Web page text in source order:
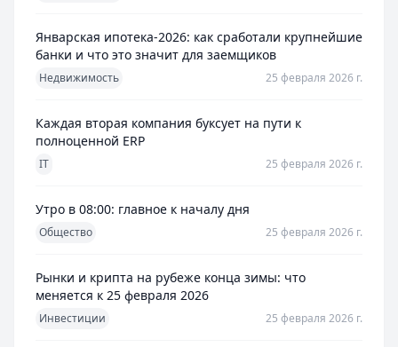
Январская ипотека-2026: как сработали крупнейшие
банки и что это значит для заемщиков
Недвижимость 25 февраля 2026 г.
Каждая вторая компания буксует на пути к
полноценной ERP
IT 25 февраля 2026 г.
Утро в 08:00: главное к началу дня
Общество 25 февраля 2026 г.
Рынки и крипта на рубеже конца зимы: что
меняется к 25 февраля 2026
Инвестиции 25 февраля 2026 г.